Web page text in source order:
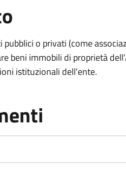
o privati (come
beni immobili di proprietà
istituzionali dell'ente.